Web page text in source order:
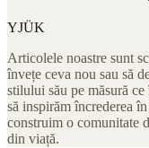
YJÜK
Articolele noastre sunt
învețe ceva nou sau să
stilului său pe măsură
să inspirăm încrederea
construim o comunitate
din viață.